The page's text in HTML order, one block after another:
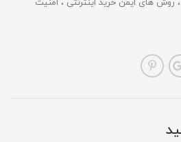
روش های ایمن خرید اینترنتی
امنیت